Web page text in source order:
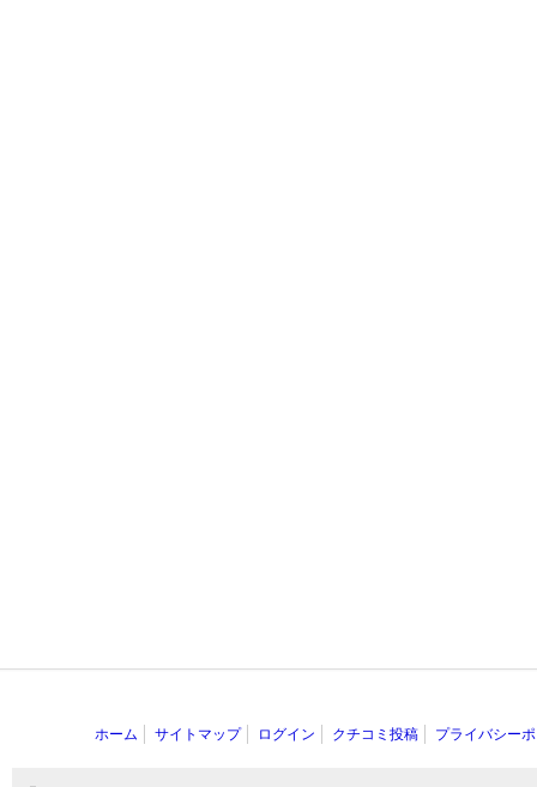
ホーム サイトマップ ログイン クチコミ投稿 プライバシー